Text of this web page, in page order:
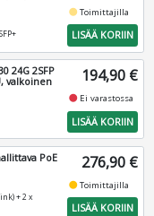
fiber_manual_recordToimittajilla
LISÄÄ KORIIN
24G 2SFP
valkoinen
194,90 €
fiber_manual_record Ei varastossa
LISÄÄ KORIIN
PoE
+ 2 x
276,90 €
fiber_manual_recordToimittajilla
LISÄÄ KORIIN